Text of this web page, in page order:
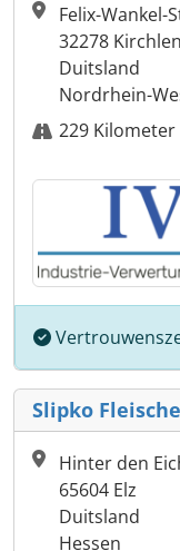
Felix-Wankel-
32278
Duitsland
Nordrhein-
229 Kilometer
Slipko
Hinter den
65604 Elz
Duitsland
Hessen